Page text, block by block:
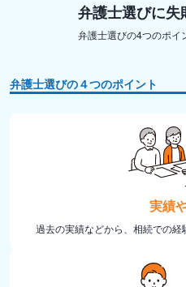
弁護士選びに失
弁護士選びの4つのポイ
弁護士選びの４つのポイント
実績
過去の実績などから、相続での経